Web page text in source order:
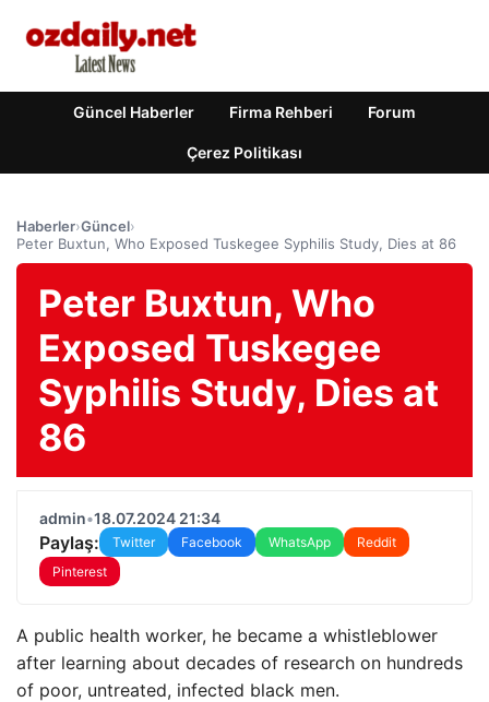
Güncel Haberler Firma Rehberi Forum
Çerez Politikası
Haberler›Güncel›
Peter Buxtun, Who Exposed Tuskegee Syphilis Study, Dies at 86
Peter Buxtun, Who
Exposed Tuskegee
Syphilis Study, Dies at
86
admin•18.07.2024 21:34
Paylaş: Twitter Facebook WhatsApp
Reddit
Pinterest
A public health worker, he became a whistleblower
after learning about decades of research on hundreds
of poor, untreated, infected black men.